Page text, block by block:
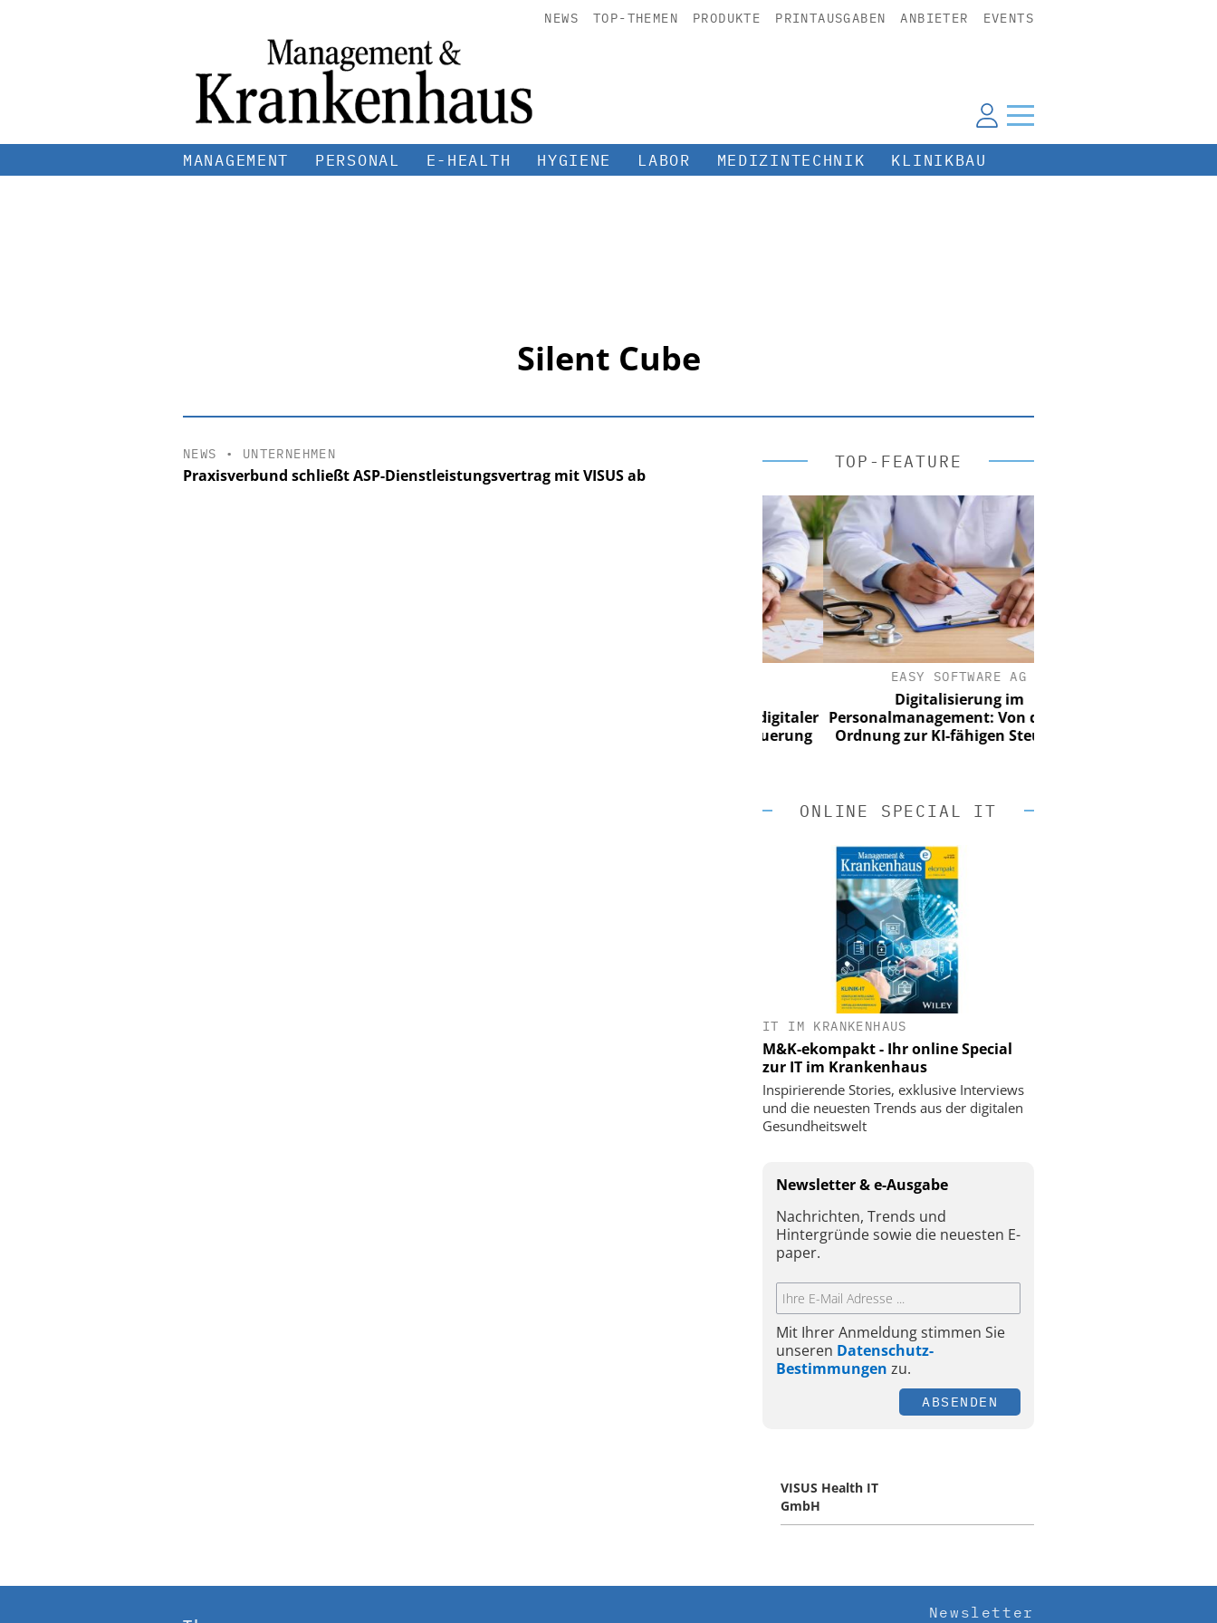
NEWS TOP-THEMEN PRODUKTE PRINTAUSGABEN ANBIETER EVENTS
MANAGEMENT PERSONAL E-HEALTH HYGIENE LABOR MEDIZINTECHNIK KLINIKBAU
Silent Cube
NEWS • UNTERNEHMEN
Praxisverbund schließt ASP-Dienstleistungsvertrag mit VISUS ab
TOP-FEATURE
Personalmanagement: Von digitaler
Ordnung zur KI-fähigen Steuerung
EASY SOFTWARE AG
Digitalisierung im
Personalmanagement: Von digitaler
Ordnung zur KI-fähigen Steuerung
ONLINE SPECIAL IT
IT IM KRANKENHAUS
M&K-ekompakt - Ihr online Special
zur IT im Krankenhaus
Inspirierende Stories, exklusive Interviews
und die neuesten Trends aus der digitalen
Gesundheitswelt
Newsletter & e-Ausgabe
Nachrichten, Trends und
Hintergründe sowie die neuesten E-
paper.
Mit Ihrer Anmeldung stimmen Sie
unseren Datenschutz-
Bestimmungen zu.
ABSENDEN
VISUS Health IT
GmbH
Newsletter